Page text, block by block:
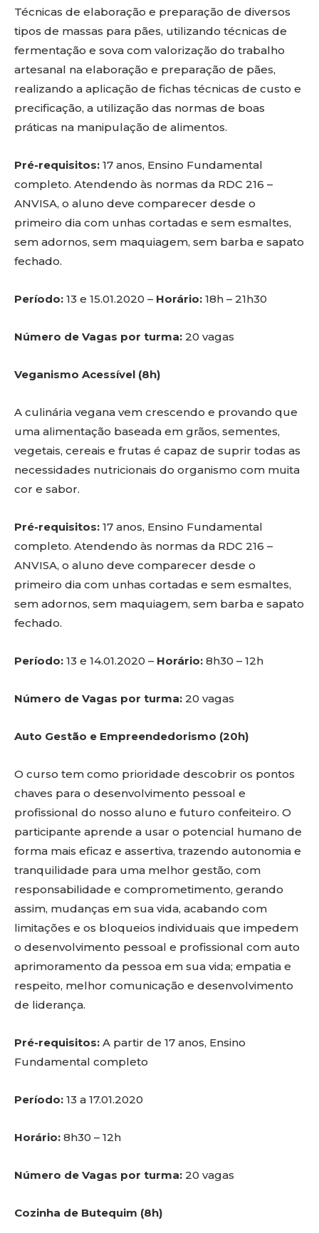
Técnicas de elaboração e preparação de diversos
tipos de massas para pães, utilizando técnicas de
fermentação e sova com valorização do trabalho
artesanal na elaboração e preparação de pães,
realizando a aplicação de fichas técnicas de custo e
precificação, a utilização das normas de boas
práticas na manipulação de alimentos.
Pré-requisitos: 17 anos, Ensino Fundamental
completo. Atendendo às normas da RDC 216 –
ANVISA, o aluno deve comparecer desde o
primeiro dia com unhas cortadas e sem esmaltes,
sem adornos, sem maquiagem, sem barba e sapato
fechado.
Período: 13 e 15.01.2020 – Horário: 18h – 21h30
Número de Vagas por turma: 20 vagas
Veganismo Acessível (8h)
A culinária vegana vem crescendo e provando que
uma alimentação baseada em grãos, sementes,
vegetais, cereais e frutas é capaz de suprir todas as
necessidades nutricionais do organismo com muita
cor e sabor.
Pré-requisitos: 17 anos, Ensino Fundamental
completo. Atendendo às normas da RDC 216 –
ANVISA, o aluno deve comparecer desde o
primeiro dia com unhas cortadas e sem esmaltes,
sem adornos, sem maquiagem, sem barba e sapato
fechado.
Período: 13 e 14.01.2020 – Horário: 8h30 – 12h
Número de Vagas por turma: 20 vagas
Auto Gestão e Empreendedorismo (20h)
O curso tem como prioridade descobrir os pontos
chaves para o desenvolvimento pessoal e
profissional do nosso aluno e futuro confeiteiro. O
participante aprende a usar o potencial humano de
forma mais eficaz e assertiva, trazendo autonomia e
tranquilidade para uma melhor gestão, com
responsabilidade e comprometimento, gerando
assim, mudanças em sua vida, acabando com
limitações e os bloqueios individuais que impedem
o desenvolvimento pessoal e profissional com auto
aprimoramento da pessoa em sua vida; empatia e
respeito, melhor comunicação e desenvolvimento
de liderança.
Pré-requisitos: A partir de 17 anos, Ensino
Fundamental completo
Período: 13 a 17.01.2020
Horário: 8h30 – 12h
Número de Vagas por turma: 20 vagas
Cozinha de Butequim (8h)